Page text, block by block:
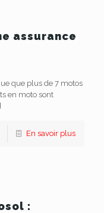
assurance
que plus de 7 motos
en moto sont
En savoir plus
: